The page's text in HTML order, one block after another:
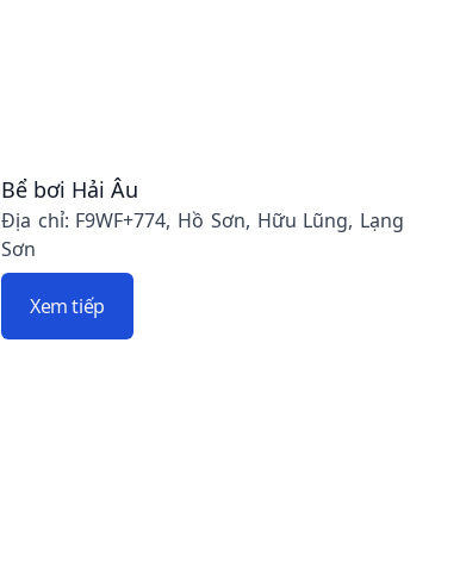
Bể bơi Hải Âu
Địa chỉ: F9WF+774, Hồ Sơn, Hữu Lũng, Lạng
Sơn
Xem tiếp